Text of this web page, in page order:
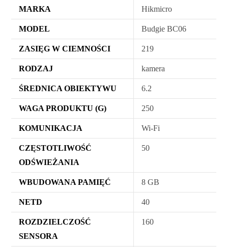
MARKA Hikmicro
MODEL Budgie BC06
ZASIĘG W CIEMNOŚCI 219
RODZAJ kamera
ŚREDNICA OBIEKTYWU 6.2
WAGA PRODUKTU (G) 250
KOMUNIKACJA Wi-Fi
CZĘSTOTLIWOŚĆ
ODŚWIEŻANIA
50
WBUDOWANA PAMIĘĆ 8 GB
NETD 40
ROZDZIELCZOŚĆ
SENSORA
160